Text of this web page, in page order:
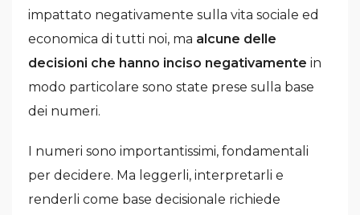
impattato negativamente sulla vita sociale ed
economica di tutti noi, ma alcune delle
decisioni che hanno inciso negativamente in
modo particolare sono state prese sulla base
dei numeri.
I numeri sono importantissimi, fondamentali
per decidere. Ma leggerli, interpretarli e
renderli come base decisionale richiede